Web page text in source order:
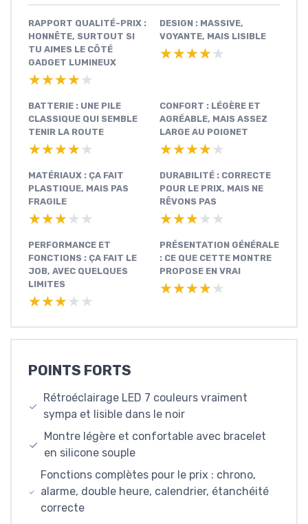
RAPPORT QUALITÉ-PRIX :
HONNÊTE, SURTOUT SI
TU AIMES LE CÔTÉ
GADGET LUMINEUX
★★★★★
★★★★★
DESIGN : MASSIVE,
VOYANTE, MAIS LISIBLE
★★★★★
★★★★★
BATTERIE : UNE PILE
CLASSIQUE QUI SEMBLE
TENIR LA ROUTE
★★★★★
★★★★★
CONFORT : LÉGÈRE ET
AGRÉABLE, MAIS ASSEZ
LARGE AU POIGNET
★★★★★
★★★★★
MATÉRIAUX : ÇA FAIT
PLASTIQUE, MAIS PAS
FRAGILE
★★★★★
★★★★★
DURABILITÉ : CORRECTE
POUR LE PRIX, MAIS NE
RÊVONS PAS
★★★★★
★★★★★
PERFORMANCE ET
FONCTIONS : ÇA FAIT LE
JOB, AVEC QUELQUES
LIMITES
★★★★★
★★★★★
PRÉSENTATION GÉNÉRALE
: CE QUE CETTE MONTRE
PROPOSE EN VRAI
★★★★★
★★★★★
POINTS FORTS
Rétroéclairage LED 7 couleurs vraiment
sympa et lisible dans le noir
Montre légère et confortable avec bracelet
en silicone souple
Fonctions complètes pour le prix : chrono,
alarme, double heure, calendrier, étanchéité
correcte